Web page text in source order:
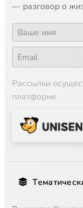
— разговор о
Рассылки
платформе